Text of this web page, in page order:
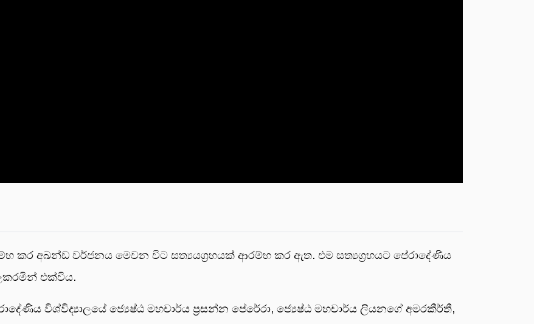
කර අඛන්ඩ වර්ජනය මෙවන විට සත්‍යයග්‍රහයක් ආරම්භ කර ඇත. එම සත්‍යග්‍රහයට පේරාදේණිය
එක්විය.
විශ්විද්‍යාලයේ ජ්‍යෙෂ්ඨ මහචාර්ය ප්‍රසන්න පේරේරා, ජ්‍යෙෂ්ඨ මහචාර්ය ලියනගේ අමරකීර්තී,